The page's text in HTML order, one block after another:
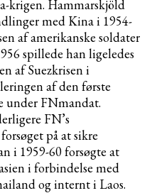
krigen. Hammarskjöld
med Kina i 1954-
af amerikanske soldater
spillede han ligeledes
af Suezkrisen i
af den første
under FNmandat.
FN’s
på at sikre
i 1959-60 forsøgte at
i forbindelse med
og internt i Laos.